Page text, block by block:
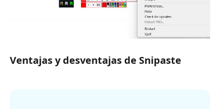
Ventajas y desventajas de Snipaste